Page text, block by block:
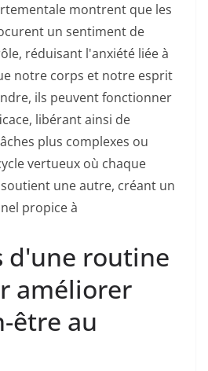
montrent que les
un sentiment de
réduisant l'anxiété liée à
notre corps et notre esprit
ils peuvent fonctionner
libérant ainsi de
plus complexes ou
vertueux où chaque
une autre, créant un
propice à
d'une routine
améliorer
être au